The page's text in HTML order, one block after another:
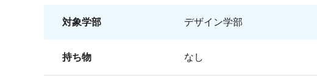
対象学部 デザイン学部
持ち物 なし